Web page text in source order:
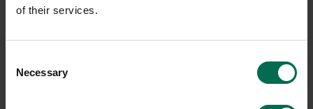
of their services.
Selection
Necessary
Hyr från kr/mån